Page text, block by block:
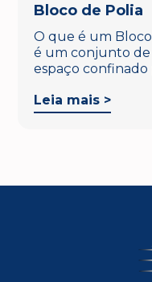
Bloco de Polia
O que é um
é um conjunto
espaço
Leia mais >